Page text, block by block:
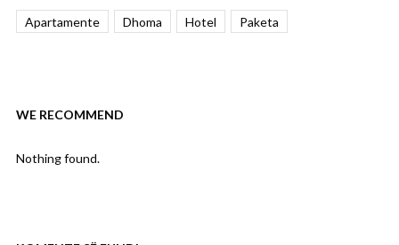
Apartamente Dhoma Hotel Paketa
WE RECOMMEND
Nothing found.